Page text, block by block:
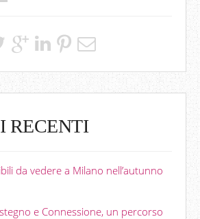
RECENTI
da vedere a Milano nell’autunno
e Connessione, un percorso